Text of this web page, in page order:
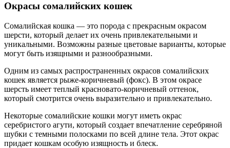
Окрасы сомалийских кошек
Сомалийская кошка — это порода с прекрасным окрасом
шерсти, который делает их очень привлекательными и
уникальными. Возможны разные цветовые варианты, которые
могут быть изящными и разнообразными.
Одним из самых распространенных окрасов сомалийских
кошек является рыже-коричневый (фокс). В этом окрасе
шерсть имеет теплый красновато-коричневый оттенок,
который смотрится очень выразительно и привлекательно.
Некоторые сомалийские кошки могут иметь окрас
серебристого агути, который создает впечатление серебряной
шубки с темными полосками по всей длине тела. Этот окрас
придает кошкам особую изящность и блеск.